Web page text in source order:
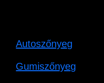
Autoszőnyeg
Gumiszőnyeg